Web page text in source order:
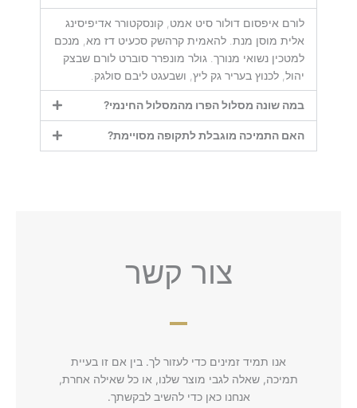
לורם איפסום דולור סיט אמט, קונסקטורר אדיפיסינג
אלית מוסן מנת. להאמית קרהשק סכעיט דז מא, מנכם
למטכין נשואי מנורך. גולר מונפרר סוברט לורם שבצק
יהול, לכנוץ בעריר גק ליץ, ושבעגט ליבם סולגק.
במה שונה מסלול הפרו מהמסלול החינמי?
האם התמיכה מוגבלת לתקופה מסויימת?
צור קשר
אנו תמיד זמינים כדי לעזור לך. בין אם זו בעיית
תמיכה, שאלה לגבי מוצר שלנו, או כל שאילה אחרת,
אנחנו כאן כדי להשיב לבקשתך.